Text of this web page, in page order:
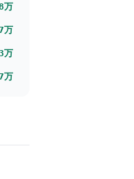
万
万
万
万